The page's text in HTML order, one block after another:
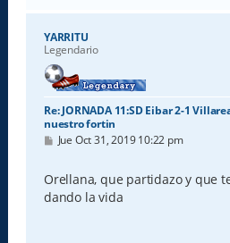
YARRITU
Legendario
Re: JORNADA 11:SD Eibar 2-1
nuestro fortin
M
s
a
j
Jue Oct 31, 2019 10:22 pm
Orellana, que partidazo y que
dando la vida